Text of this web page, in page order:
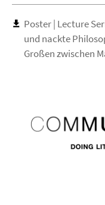
Poster | Lecture
und nackte
Großen zwischen